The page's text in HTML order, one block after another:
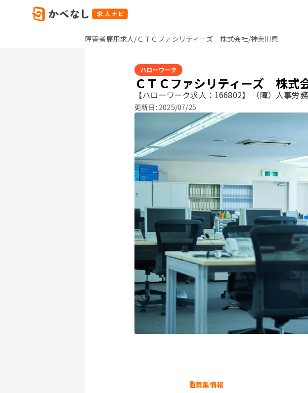
障害者雇用求人/ＣＴＣファシリティーズ 株式会社/神奈川県
ハローワーク
ＣＴＣファシリティーズ 株式
【ハローワーク求人：166802】 （障）人事労
更新日: 2025/07/25
募集情報